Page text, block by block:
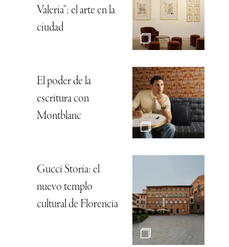
Valeria”: el arte en la
ciudad
El poder de la
escritura con
Montblanc
Gucci Storia: el
nuevo templo
cultural de Florencia